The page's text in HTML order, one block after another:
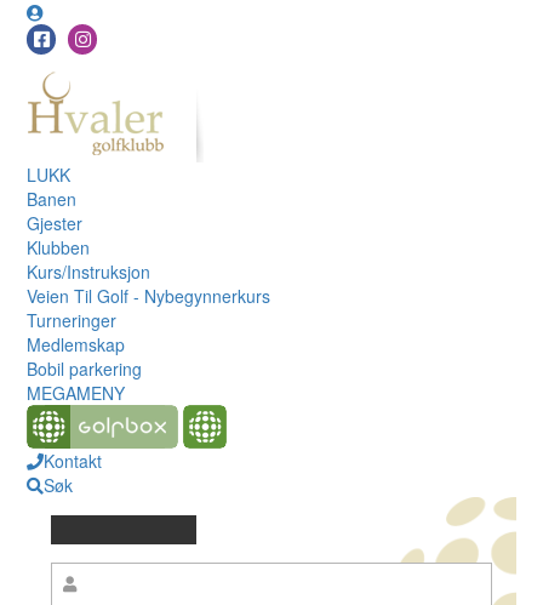
LUKK
Banen
Gjester
Klubben
Kurs/Instruksjon
Veien Til Golf - Nybegynnerkurs
Turneringer
Medlemskap
Bobil parkering
MEGAMENY
Kontakt
Søk